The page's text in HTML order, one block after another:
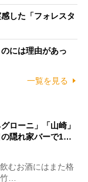
した「フォレスタ
には理由があっ
一覧を見る
ローニ」「山崎」
の隠れ家バーで1…
むお酒にはまた格
…